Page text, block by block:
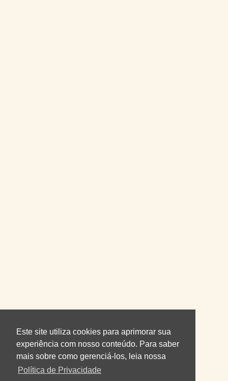
Este site utiliza cookies para aprimorar sua
experiência com nosso conteúdo. Para saber
mais sobre como gerenciá-los, leia nossa
Política de Privacidade